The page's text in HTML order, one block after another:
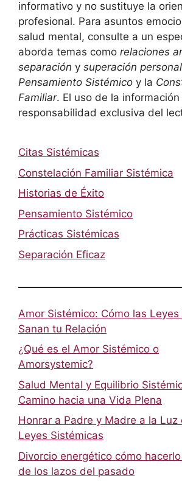
informativo y no sustituye la
profesional. Para asuntos
salud mental, consulte a un
aborda temas como relaciones
separación y superación personal
Pensamiento Sistémico y la
Familiar. El uso de la información
responsabilidad exclusiva del
Citas Sistémicas
Constelación Familiar Sistémica
Historias de Éxito
Pensamiento Sistémico
Prácticas Sistémicas
Separación Eficaz
Amor Sistémico: Cómo las Leyes
Sanan tu Relación
¿Qué es el Amor Sistémico o
Amorsystemic?
Salud Mental y Equilibrio
Camino hacia una Vida Plena
Honrar a Padre y Madre a la Luz
Leyes Sistémicas
Divorcio energético cómo
de los lazos del pasado